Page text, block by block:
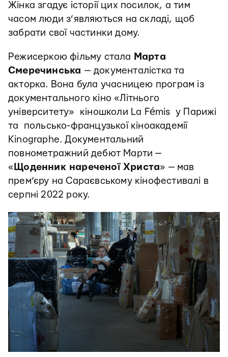
Жінка згадує історії цих посилок, а тим
часом люди з’являються на складі, щоб
забрати свої частинки дому.
Режисеркою фільму стала Марта
Смеречинська — документалістка та
акторка. Вона була учасницею програм із
документального кіно «Літнього
університету» кіношколи La Fémis у Парижі
та польсько-французької кіноакадемії
Kinographe. Документальний
повнометражний дебют Марти —
« Щоденник нареченої Христа» — мав
прем’єру на Сараєвському кінофестивалі в
серпні 2022 року.